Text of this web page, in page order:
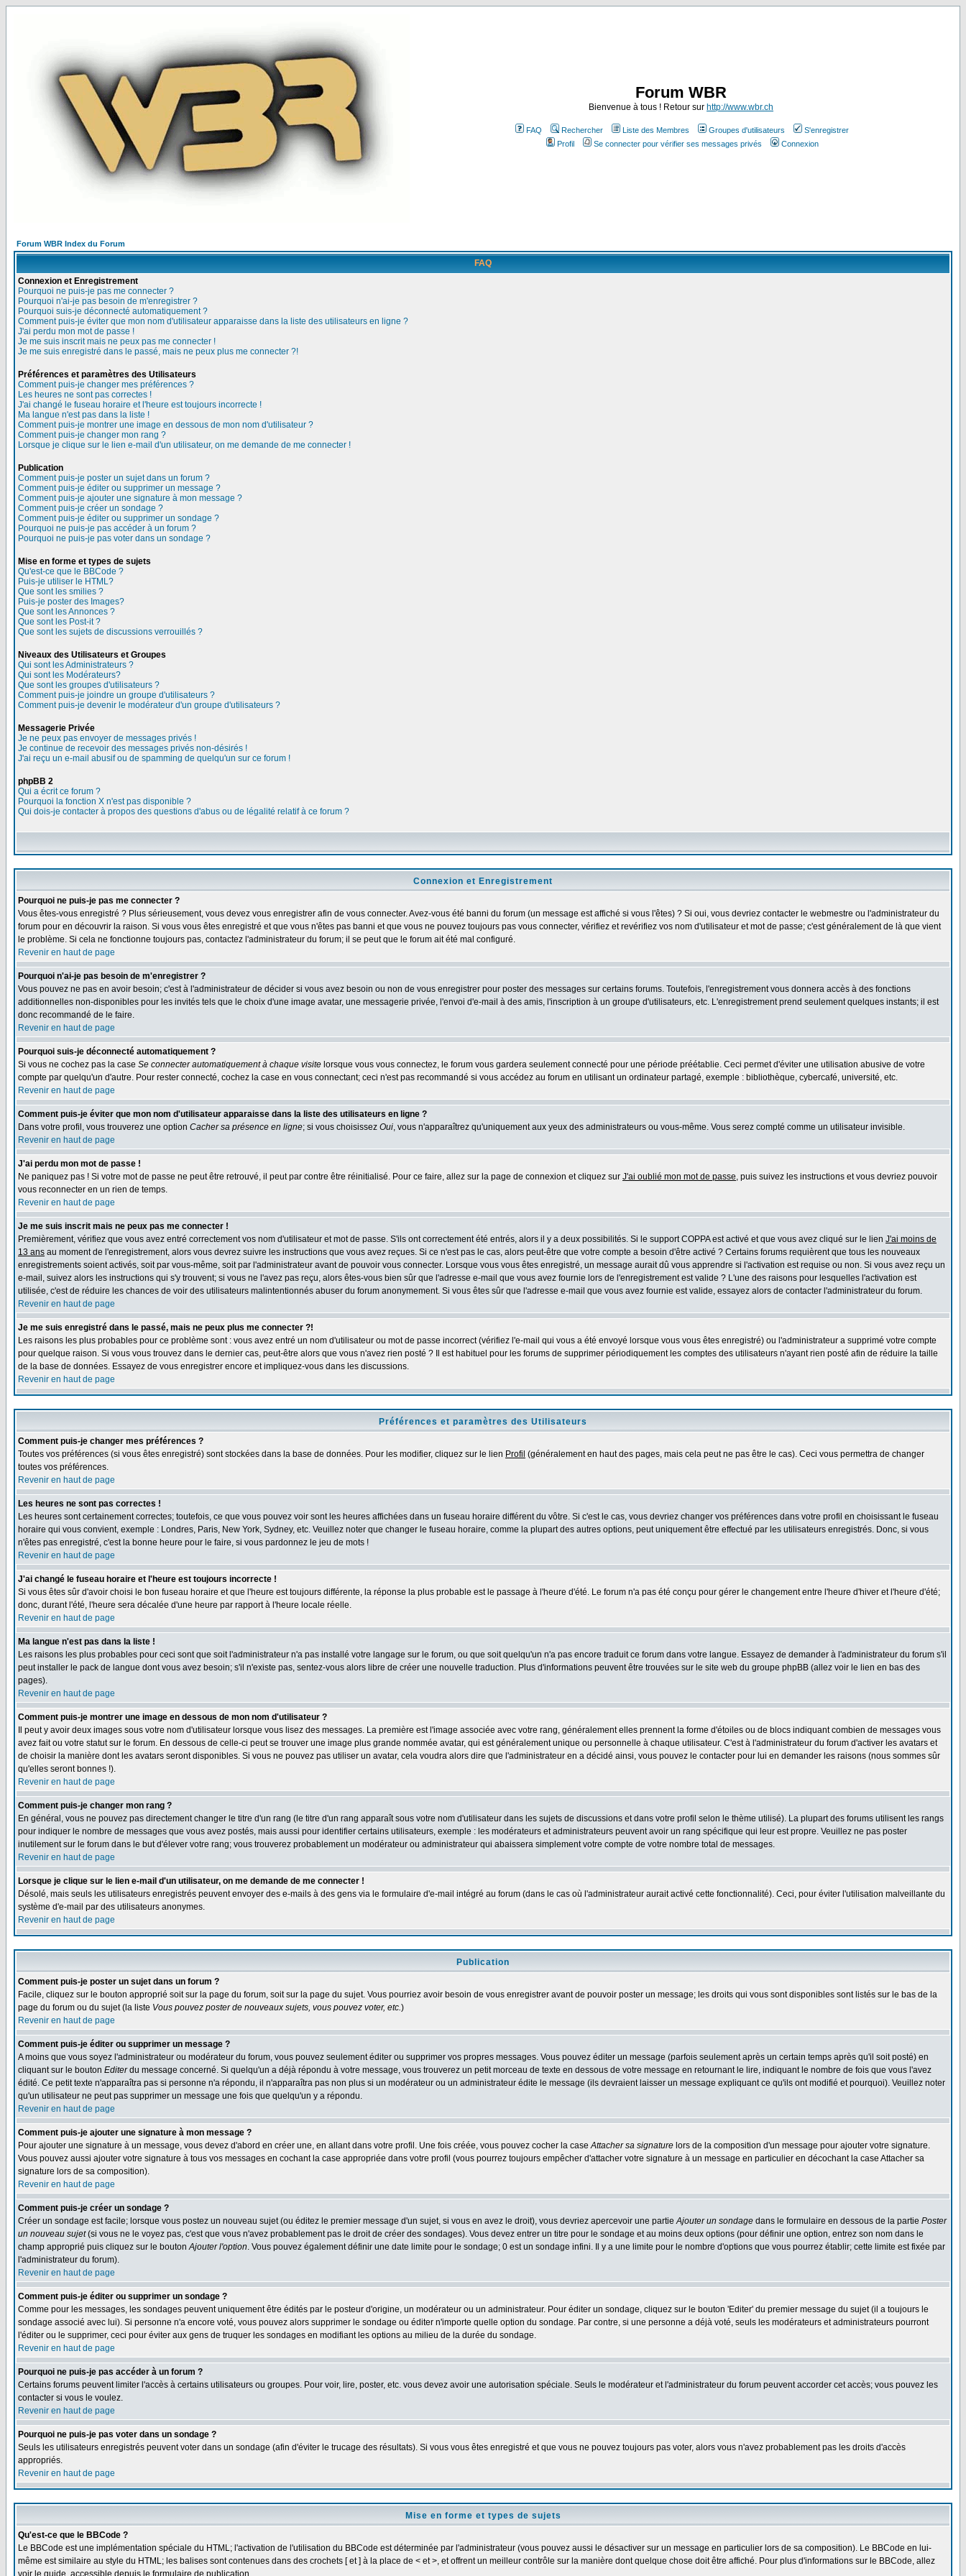
Forum WBR
Bienvenue à tous ! Retour sur http://www.wbr.ch
FAQ Rechercher Liste des Membres Groupes d'utilisateurs
S'enregistrer
Profil
Se connecter pour vérifier ses messages privés Connexion
Forum WBR Index du Forum
FAQ
Connexion et Enregistrement
Pourquoi ne puis-je pas me connecter ?
Pourquoi n'ai-je pas besoin de m'enregistrer ?
Pourquoi suis-je déconnecté automatiquement ?
Comment puis-je éviter que mon nom d'utilisateur apparaisse dans la liste des utilisateurs en ligne ?
J'ai perdu mon mot de passe !
Je me suis inscrit mais ne peux pas me connecter !
Je me suis enregistré dans le passé, mais ne peux plus me connecter ?!
Préférences et paramètres des Utilisateurs
Comment puis-je changer mes préférences ?
Les heures ne sont pas correctes !
J'ai changé le fuseau horaire et l'heure est toujours incorrecte !
Ma langue n'est pas dans la liste !
Comment puis-je montrer une image en dessous de mon nom d'utilisateur ?
Comment puis-je changer mon rang ?
Lorsque je clique sur le lien e-mail d'un utilisateur, on me demande de me connecter !
Publication
Comment puis-je poster un sujet dans un forum ?
Comment puis-je éditer ou supprimer un message ?
Comment puis-je ajouter une signature à mon message ?
Comment puis-je créer un sondage ?
Comment puis-je éditer ou supprimer un sondage ?
Pourquoi ne puis-je pas accéder à un forum ?
Pourquoi ne puis-je pas voter dans un sondage ?
Mise en forme et types de sujets
Qu'est-ce que le BBCode ?
Puis-je utiliser le HTML?
Que sont les smilies ?
Puis-je poster des Images?
Que sont les Annonces ?
Que sont les Post-it ?
Que sont les sujets de discussions verrouillés ?
Niveaux des Utilisateurs et Groupes
Qui sont les Administrateurs ?
Qui sont les Modérateurs?
Que sont les groupes d'utilisateurs ?
Comment puis-je joindre un groupe d'utilisateurs ?
Comment puis-je devenir le modérateur d'un groupe d'utilisateurs ?
Messagerie Privée
Je ne peux pas envoyer de messages privés !
Je continue de recevoir des messages privés non-désirés !
J'ai reçu un e-mail abusif ou de spamming de quelqu'un sur ce forum !
phpBB 2
Qui a écrit ce forum ?
Pourquoi la fonction X n'est pas disponible ?
Qui dois-je contacter à propos des questions d'abus ou de légalité relatif à ce forum ?
Connexion et Enregistrement
Pourquoi ne puis-je pas me connecter ?
Vous êtes-vous enregistré ? Plus sérieusement, vous devez vous enregistrer afin de vous connecter. Avez-vous été banni du forum (un message est affiché si vous l'êtes) ? Si oui, vous devriez contacter le webmestre ou l'administrateur du
forum pour en découvrir la raison. Si vous vous êtes enregistré et que vous n'êtes pas banni et que vous ne pouvez toujours pas vous connecter, vérifiez et revérifiez vos nom d'utilisateur et mot de passe; c'est généralement de là que vient
le problème. Si cela ne fonctionne toujours pas, contactez l'administrateur du forum; il se peut que le forum ait été mal configuré.
Revenir en haut de page
Pourquoi n'ai-je pas besoin de m'enregistrer ?
Vous pouvez ne pas en avoir besoin; c'est à l'administrateur de décider si vous avez besoin ou non de vous enregistrer pour poster des messages sur certains forums. Toutefois, l'enregistrement vous donnera accès à des fonctions
additionnelles non-disponibles pour les invités tels que le choix d'une image avatar, une messagerie privée, l'envoi d'e-mail à des amis, l'inscription à un groupe d'utilisateurs, etc. L'enregistrement prend seulement quelques instants; il est
donc recommandé de le faire.
Revenir en haut de page
Pourquoi suis-je déconnecté automatiquement ?
Si vous ne cochez pas la case Se connecter automatiquement à chaque visite lorsque vous vous connectez, le forum vous gardera seulement connecté pour une période préétablie. Ceci permet d'éviter une utilisation abusive de votre
compte par quelqu'un d'autre. Pour rester connecté, cochez la case en vous connectant; ceci n'est pas recommandé si vous accédez au forum en utilisant un ordinateur partagé, exemple : bibliothèque, cybercafé, université, etc.
Revenir en haut de page
Comment puis-je éviter que mon nom d'utilisateur apparaisse dans la liste des utilisateurs en ligne ?
Dans votre profil, vous trouverez une option Cacher sa présence en ligne; si vous choisissez Oui, vous n'apparaîtrez qu'uniquement aux yeux des administrateurs ou vous-même. Vous serez compté comme un utilisateur invisible.
Revenir en haut de page
J'ai perdu mon mot de passe !
Ne paniquez pas ! Si votre mot de passe ne peut être retrouvé, il peut par contre être réinitialisé. Pour ce faire, allez sur la page de connexion et cliquez sur J'ai oublié mon mot de passe, puis suivez les instructions et vous devriez pouvoir
vous reconnecter en un rien de temps.
Revenir en haut de page
Je me suis inscrit mais ne peux pas me connecter !
Premièrement, vérifiez que vous avez entré correctement vos nom d'utilisateur et mot de passe. S'ils ont correctement été entrés, alors il y a deux possibilités. Si le support COPPA est activé et que vous avez cliqué sur le lien J'ai moins de
13 ans au moment de l'enregistrement, alors vous devrez suivre les instructions que vous avez reçues. Si ce n'est pas le cas, alors peut-être que votre compte a besoin d'être activé ? Certains forums requièrent que tous les nouveaux
enregistrements soient activés, soit par vous-même, soit par l'administrateur avant de pouvoir vous connecter. Lorsque vous vous êtes enregistré, un message aurait dû vous apprendre si l'activation est requise ou non. Si vous avez reçu un
e-mail, suivez alors les instructions qui s'y trouvent; si vous ne l'avez pas reçu, alors êtes-vous bien sûr que l'adresse e-mail que vous avez fournie lors de l'enregistrement est valide ? L'une des raisons pour lesquelles l'activation est
utilisée, c'est de réduire les chances de voir des utilisateurs malintentionnés abuser du forum anonymement. Si vous êtes sûr que l'adresse e-mail que vous avez fournie est valide, essayez alors de contacter l'administrateur du forum.
Revenir en haut de page
Je me suis enregistré dans le passé, mais ne peux plus me connecter ?!
Les raisons les plus probables pour ce problème sont : vous avez entré un nom d'utilisateur ou mot de passe incorrect (vérifiez l'e-mail qui vous a été envoyé lorsque vous vous êtes enregistré) ou l'administrateur a supprimé votre compte
pour quelque raison. Si vous vous trouvez dans le dernier cas, peut-être alors que vous n'avez rien posté ? Il est habituel pour les forums de supprimer périodiquement les comptes des utilisateurs n'ayant rien posté afin de réduire la taille
de la base de données. Essayez de vous enregistrer encore et impliquez-vous dans les discussions.
Revenir en haut de page
Préférences et paramètres des Utilisateurs
Comment puis-je changer mes préférences ?
Toutes vos préférences (si vous êtes enregistré) sont stockées dans la base de données. Pour les modifier, cliquez sur le lien Profil (généralement en haut des pages, mais cela peut ne pas être le cas). Ceci vous permettra de changer
toutes vos préférences.
Revenir en haut de page
Les heures ne sont pas correctes !
Les heures sont certainement correctes; toutefois, ce que vous pouvez voir sont les heures affichées dans un fuseau horaire différent du vôtre. Si c'est le cas, vous devriez changer vos préférences dans votre profil en choisissant le fuseau
horaire qui vous convient, exemple : Londres, Paris, New York, Sydney, etc. Veuillez noter que changer le fuseau horaire, comme la plupart des autres options, peut uniquement être effectué par les utilisateurs enregistrés. Donc, si vous
n'êtes pas enregistré, c'est la bonne heure pour le faire, si vous pardonnez le jeu de mots !
Revenir en haut de page
J'ai changé le fuseau horaire et l'heure est toujours incorrecte !
Si vous êtes sûr d'avoir choisi le bon fuseau horaire et que l'heure est toujours différente, la réponse la plus probable est le passage à l'heure d'été. Le forum n'a pas été conçu pour gérer le changement entre l'heure d'hiver et l'heure d'été;
donc, durant l'été, l'heure sera décalée d'une heure par rapport à l'heure locale réelle.
Revenir en haut de page
Ma langue n'est pas dans la liste !
Les raisons les plus probables pour ceci sont que soit l'administrateur n'a pas installé votre langage sur le forum, ou que soit quelqu'un n'a pas encore traduit ce forum dans votre langue. Essayez de demander à l'administrateur du forum s'il
peut installer le pack de langue dont vous avez besoin; s'il n'existe pas, sentez-vous alors libre de créer une nouvelle traduction. Plus d'informations peuvent être trouvées sur le site web du groupe phpBB (allez voir le lien en bas des
pages).
Revenir en haut de page
Comment puis-je montrer une image en dessous de mon nom d'utilisateur ?
Il peut y avoir deux images sous votre nom d'utilisateur lorsque vous lisez des messages. La première est l'image associée avec votre rang, généralement elles prennent la forme d'étoiles ou de blocs indiquant combien de messages vous
avez fait ou votre statut sur le forum. En dessous de celle-ci peut se trouver une image plus grande nommée avatar, qui est généralement unique ou personnelle à chaque utilisateur. C'est à l'administrateur du forum d'activer les avatars et
de choisir la manière dont les avatars seront disponibles. Si vous ne pouvez pas utiliser un avatar, cela voudra alors dire que l'administrateur en a décidé ainsi, vous pouvez le contacter pour lui en demander les raisons (nous sommes sûr
qu'elles seront bonnes !).
Revenir en haut de page
Comment puis-je changer mon rang ?
En général, vous ne pouvez pas directement changer le titre d'un rang (le titre d'un rang apparaît sous votre nom d'utilisateur dans les sujets de discussions et dans votre profil selon le thème utilisé). La plupart des forums utilisent les rangs
pour indiquer le nombre de messages que vous avez postés, mais aussi pour identifier certains utilisateurs, exemple : les modérateurs et administrateurs peuvent avoir un rang spécifique qui leur est propre. Veuillez ne pas poster
inutilement sur le forum dans le but d'élever votre rang; vous trouverez probablement un modérateur ou administrateur qui abaissera simplement votre compte de votre nombre total de messages.
Revenir en haut de page
Lorsque je clique sur le lien e-mail d'un utilisateur, on me demande de me connecter !
Désolé, mais seuls les utilisateurs enregistrés peuvent envoyer des e-mails à des gens via le formulaire d'e-mail intégré au forum (dans le cas où l'administrateur aurait activé cette fonctionnalité). Ceci, pour éviter l'utilisation malveillante du
système d'e-mail par des utilisateurs anonymes.
Revenir en haut de page
Publication
Comment puis-je poster un sujet dans un forum ?
Facile, cliquez sur le bouton approprié soit sur la page du forum, soit sur la page du sujet. Vous pourriez avoir besoin de vous enregistrer avant de pouvoir poster un message; les droits qui vous sont disponibles sont listés sur le bas de la
page du forum ou du sujet (la liste Vous pouvez poster de nouveaux sujets, vous pouvez voter, etc.)
Revenir en haut de page
Comment puis-je éditer ou supprimer un message ?
A moins que vous soyez l'administrateur ou modérateur du forum, vous pouvez seulement éditer ou supprimer vos propres messages. Vous pouvez éditer un message (parfois seulement après un certain temps après qu'il soit posté) en
cliquant sur le bouton Editerdu message concerné. Si quelqu'un a déjà répondu à votre message, vous trouverez un petit morceau de texte en dessous de votre message en retournant le lire, indiquant le nombre de fois que vous l'avez
édité. Ce petit texte n'apparaîtra pas si personne n'a répondu, il n'apparaîtra pas non plus si un modérateur ou un administrateur édite le message (ils devraient laisser un message expliquant ce qu'ils ont modifié et pourquoi). Veuillez noter
qu'un utilisateur ne peut pas supprimer un message une fois que quelqu'un y a répondu.
Revenir en haut de page
Comment puis-je ajouter une signature à mon message ?
Pour ajouter une signature à un message, vous devez d'abord en créer une, en allant dans votre profil. Une fois créée, vous pouvez cocher la caseAttacher sa signature lors de la composition d'un message pour ajouter votre signature.
Vous pouvez aussi ajouter votre signature à tous vos messages en cochant la case appropriée dans votre profil (vous pourrez toujours empêcher d'attacher votre signature à un message en particulier en décochant la case Attacher sa
signature lors de sa composition).
Revenir en haut de page
Comment puis-je créer un sondage ?
Créer un sondage est facile; lorsque vous postez un nouveau sujet (ou éditez le premier message d'un sujet, si vous en avez le droit), vous devriez apercevoir une partieAjouter un sondage dans le formulaire en dessous de la partie Poster
un nouveau sujet(si vous ne le voyez pas, c'est que vous n'avez probablement pas le droit de créer des sondages). Vous devez entrer un titre pour le sondage et au moins deux options (pour définir une option, entrez son nom dans le
champ approprié puis cliquez sur le boutonAjouter l'option. Vous pouvez également définir une date limite pour le sondage; 0 est un sondage infini. Il y a une limite pour le nombre d'options que vous pourrez établir; cette limite est fixée par
l'administrateur du forum).
Revenir en haut de page
Comment puis-je éditer ou supprimer un sondage ?
Comme pour les messages, les sondages peuvent uniquement être édités par le posteur d'origine, un modérateur ou un administrateur. Pour éditer un sondage, cliquez sur le bouton 'Editer' du premier message du sujet (il a toujours le
sondage associé avec lui). Si personne n'a encore voté, vous pouvez alors supprimer le sondage ou éditer n'importe quelle option du sondage. Par contre, si une personne a déjà voté, seuls les modérateurs et administrateurs pourront
l'éditer ou le supprimer, ceci pour éviter aux gens de truquer les sondages en modifiant les options au milieu de la durée du sondage.
Revenir en haut de page
Pourquoi ne puis-je pas accéder à un forum ?
Certains forums peuvent limiter l'accès à certains utilisateurs ou groupes. Pour voir, lire, poster, etc. vous devez avoir une autorisation spéciale. Seuls le modérateur et l'administrateur du forum peuvent accorder cet accès; vous pouvez les
contacter si vous le voulez.
Revenir en haut de page
Pourquoi ne puis-je pas voter dans un sondage ?
Seuls les utilisateurs enregistrés peuvent voter dans un sondage (afin d'éviter le trucage des résultats). Si vous vous êtes enregistré et que vous ne pouvez toujours pas voter, alors vous n'avez probablement pas les droits d'accès
appropriés.
Revenir en haut de page
Mise en forme et types de sujets
Qu'est-ce que le BBCode ?
Le BBCode est une implémentation spéciale du HTML; l'activation de l'utilisation du BBCode est déterminée par l'administrateur (vous pouvez aussi le désactiver sur un message en particulier lors de sa composition). Le BBCode en lui-
même est similaire au style du HTML; les balises sont contenues dans des crochets [ et ] à la place de < et >, et offrent un meilleur contrôle sur la manière dont quelque chose doit être affiché. Pour plus d'informations sur le BBCode, allez
voir le guide, accessible depuis le formulaire de publication.